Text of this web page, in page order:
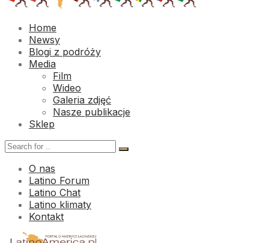
Home
Newsy
Blogi z podróży
Media
Film
Wideo
Galeria zdjęć
Nasze publikacje
Sklep
O nas
Latino Forum
Latino Chat
Latino klimaty
Kontakt